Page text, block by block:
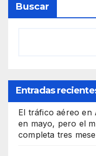
Buscar
Entradas
El tráfico aéreo en
en mayo, pero el
completa tres